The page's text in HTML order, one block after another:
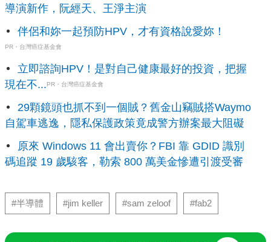
導演新作，阮經天、王淨主演
伴侶和妳一起預防HPV，才有資格說愛妳！
PR・台灣癌症基金會
立即諮詢HPV！是對自己健康最好的投資，把握
現在不... PR・台灣癌症基金會
29顆鏡頭也抓不到一個賊？舊金山竊賊搭Waymo
自駕車逃逸，隱私保護政策竟成警方辦案最大阻礙
原來 Windows 11 會出賣你？FBI 靠 GDID 識別
碼追蹤 19 歲駭客，勒索 800 萬美金慘遭引渡受審
#半導體 #jim keller #sam zeloof #fab2